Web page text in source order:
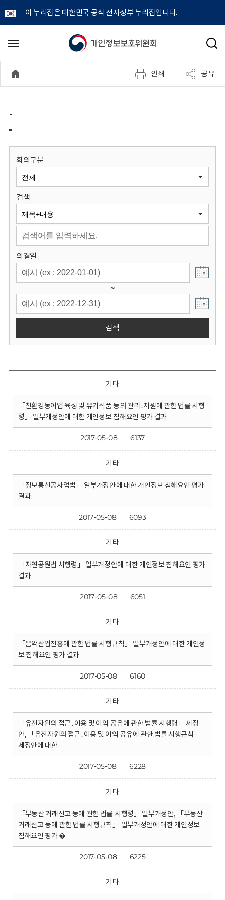
이 누리집은 대한민국 공식 전자정부 누리집입니다.
개
정
보
원
회
메
기
검
인쇄 공유
-
회의구분
검색
의결일
~
검색
기타
「친환경농어업 육성 및 유기식품 등의 관리․지원에 관한 법률 시행
령」 일부개정안에 대한 개인정보 침해요인 평가 결과
2017-05-08 6137
기타
「정보통신공사업법」 일부개정안에 대한 개인정보 침해요인 평가
결과
2017-05-08 6093
기타
「자연공원법 시행령」 일부개정안에 대한 개인정보 침해요인 평가
결과
2017-05-08 6051
기타
「음악산업진흥에 관한 법률 시행규칙」 일부개정안에 대한 개인정
보 침해요인 평가 결과
2017-05-08 6160
기타
「유전자원의 접근․이용 및 이익 공유에 관한 법률 시행령」 제정
안, 「유전자원의 접근․이용 및 이익 공유에 관한 법률 시행규칙」
제정안에 대한
2017-05-08 6228
기타
「부동산 거래신고 등에 관한 법률 시행령」 일부개정안, 「부동산
거래신고 등에 관한 법률 시행규칙」 일부개정안에 대한 개인정보
침해요인 평가 �
2017-05-08 6225
기타